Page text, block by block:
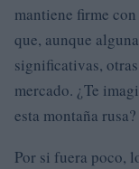
mantiene firme
que, aunque
significativas,
mercado. ¿Te
esta montaña rusa?
Por si fuera poco,